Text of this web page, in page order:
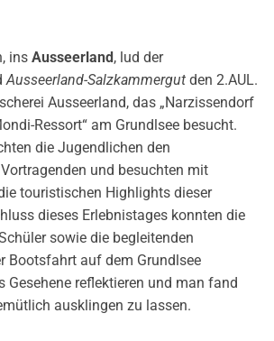
ins Ausseerland, lud der
Ausseerland-Salzkammergut den 2.AUL.
Ausseerland, das „Narzissendorf
Ressort“ am Grundlsee besucht.
die Jugendlichen den
und besuchten mit
touristischen Highlights dieser
dieses Erlebnistages konnten die
sowie die begleitenden
Bootsfahrt auf dem Grundlsee
Gesehene reflektieren und man fand
ausklingen zu lassen.